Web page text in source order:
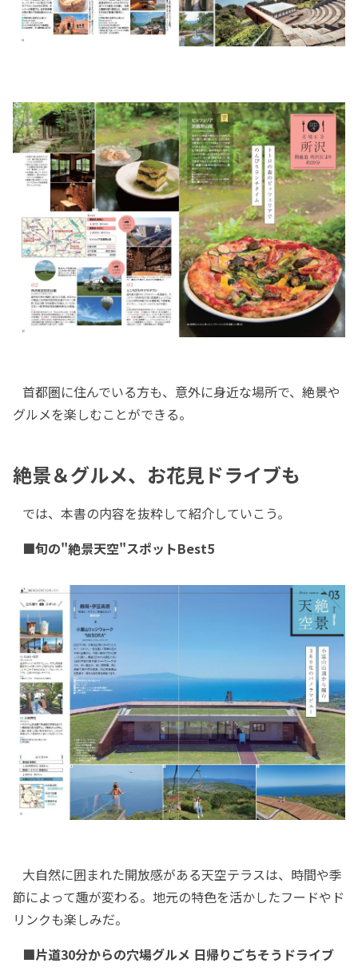
首都圏に住んでいる方も、意外に身近な場所で、絶景や
グルメを楽しむことができる。
絶景＆グルメ、お花見ドライブも
では、本書の内容を抜粋して紹介していこう。
■旬の"絶景天空"スポットBest5
大自然に囲まれた開放感がある天空テラスは、時間や季
節によって趣が変わる。地元の特色を活かしたフードやド
リンクも楽しみだ。
■片道30分からの穴場グルメ 日帰りごちそうドライブ